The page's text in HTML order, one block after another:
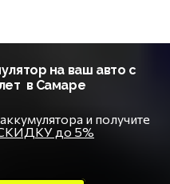
на ваш авто с
в Самаре
и получите
до 5%